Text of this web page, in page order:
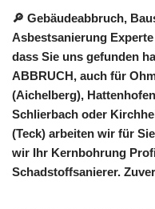
🔎 Gebäudeabbruch,
Asbestsanierung
dass Sie uns gefunden
ABBRUCH, auch für
(Aichelberg),
Schlierbach oder
(Teck) arbeiten wir für
wir Ihr Kernbohrung
Schadstoffsanierer.